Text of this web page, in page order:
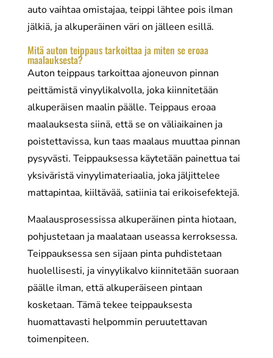
auto vaihtaa omistajaa, teippi lähtee pois ilman
jälkiä, ja alkuperäinen väri on jälleen esillä.
Mitä auton teippaus tarkoittaa ja miten se eroaa
maalauksesta?
Auton teippaus tarkoittaa ajoneuvon pinnan
peittämistä vinyylikalvolla, joka kiinnitetään
alkuperäisen maalin päälle. Teippaus eroaa
maalauksesta siinä, että se on väliaikainen ja
poistettavissa, kun taas maalaus muuttaa pinnan
pysyvästi. Teippauksessa käytetään painettua tai
yksiväristä vinyylimateriaalia, joka jäljittelee
mattapintaa, kiiltävää, satiinia tai erikoisefektejä.
Maalausprosessissa alkuperäinen pinta hiotaan,
pohjustetaan ja maalataan useassa kerroksessa.
Teippauksessa sen sijaan pinta puhdistetaan
huolellisesti, ja vinyylikalvo kiinnitetään suoraan
päälle ilman, että alkuperäiseen pintaan
kosketaan. Tämä tekee teippauksesta
huomattavasti helpommin peruutettavan
toimenpiteen.